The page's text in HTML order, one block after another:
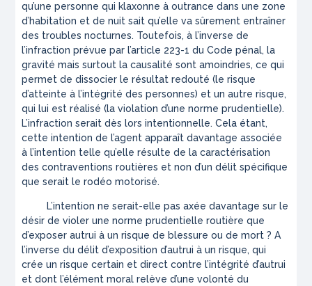
qu’une personne qui klaxonne à outrance dans une zone
d’habitation et de nuit sait qu’elle va sûrement entraîner
des troubles nocturnes. Toutefois, à l’inverse de
l’infraction prévue par l’article 223-1 du Code pénal, la
gravité mais surtout la causalité sont amoindries, ce qui
permet de dissocier le résultat redouté (le risque
d’atteinte à l’intégrité des personnes) et un autre risque,
qui lui est réalisé (la violation d’une norme prudentielle).
L’infraction serait dès lors intentionnelle. Cela étant,
cette intention de l’agent apparaît davantage associée
à l’intention telle qu’elle résulte de la caractérisation
des contraventions routières et non d’un délit spécifique
que serait le rodéo motorisé.
L’intention ne serait-elle pas axée davantage sur le
désir de violer une norme prudentielle routière que
d’exposer autrui à un risque de blessure ou de mort ? A
l’inverse du délit d’exposition d’autrui à un risque, qui
crée un risque certain et direct contre l’intégrité d’autrui
et dont l’élément moral relève d’une volonté du